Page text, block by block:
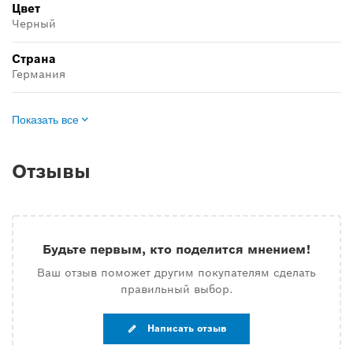
Цвет
Черный
Страна
Германия
Показать все
Отзывы
Будьте первым, кто поделится мнением!
Ваш отзыв поможет другим покупателям сделать
правильный выбор.
Написать отзыв